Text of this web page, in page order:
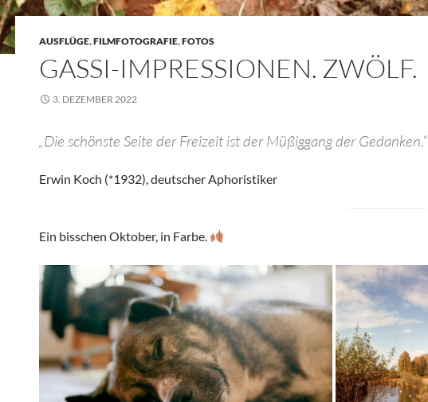
AUSFLÜGE,FILMFOTOGRAFIE,FOTOS
GASSI-IMPRESSIONEN. ZWÖLF.
3. DEZEMBER 2022
„Die schönste Seite der Freizeit ist der Müßiggang der Gedanken.“
Erwin Koch (*1932), deutscher Aphoristiker
Ein bisschen Oktober, in Farbe.